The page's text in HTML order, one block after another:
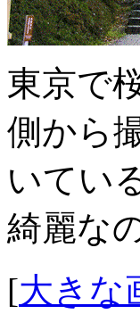
東京で
側から
いてい
綺麗な
[大きな